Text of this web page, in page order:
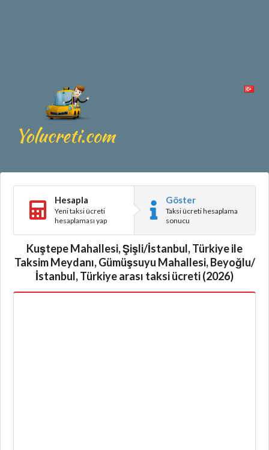
Hesapla
Yeni taksi ücreti
hesaplaması yap
Göster
Taksi ücreti hesaplama
sonucu
Kuştepe Mahallesi, Şişli/İstanbul, Türkiye ile
Taksim Meydanı, Gümüşsuyu Mahallesi, Beyoğlu/
İstanbul, Türkiye arası taksi ücreti (2026)